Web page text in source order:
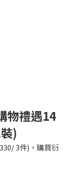
物禮遇14
)
3件)，購買衍